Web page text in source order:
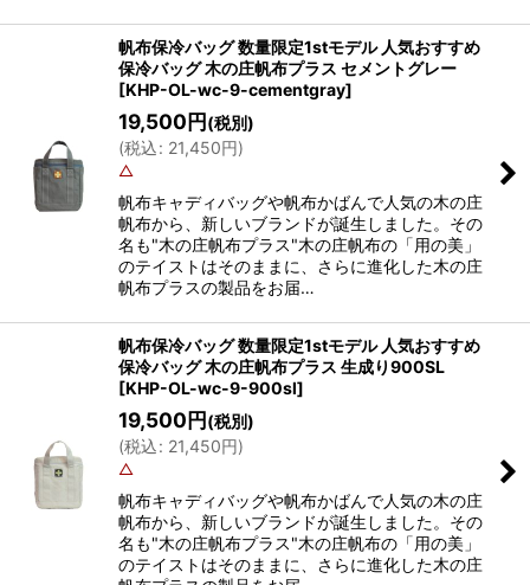
帆布保冷バッグ 数量限定1stモデル 人気おすすめ
保冷バッグ 木の庄帆布プラス セメントグレー
[KHP-OL-wc-9-cementgray]
19,500円(税別)
(税込: 21,450円)
△
帆布キャディバッグや帆布かばんで人気の木の庄
帆布から、新しいブランドが誕生しました。その
名も"木の庄帆布プラス"木の庄帆布の「用の美」
のテイストはそのままに、さらに進化した木の庄
帆布プラスの製品をお届…
帆布保冷バッグ 数量限定1stモデル 人気おすすめ
保冷バッグ 木の庄帆布プラス 生成り900SL
[KHP-OL-wc-9-900sl]
19,500円(税別)
(税込: 21,450円)
△
帆布キャディバッグや帆布かばんで人気の木の庄
帆布から、新しいブランドが誕生しました。その
名も"木の庄帆布プラス"木の庄帆布の「用の美」
のテイストはそのままに、さらに進化した木の庄